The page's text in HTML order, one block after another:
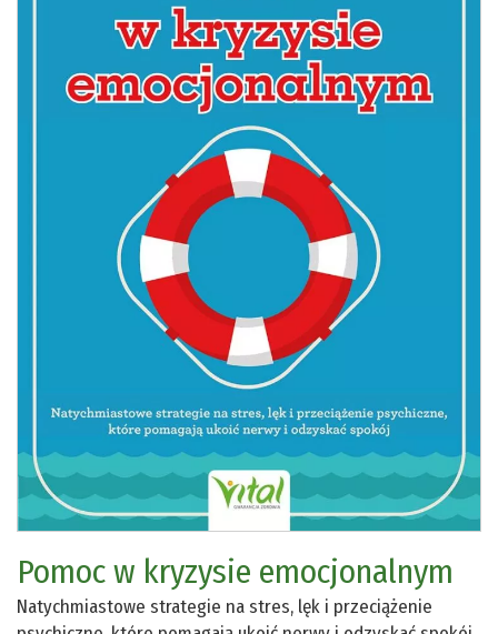
Pomoc w kryzysie emocjonalnym
Natychmiastowe strategie na stres, lęk i przeciążenie